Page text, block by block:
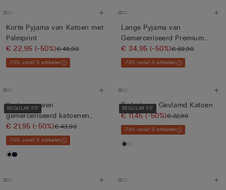
Korte Pyjama van Katoen met
Palmprint
€ 22,95(-50%)€ 45,90
-70% vanaf 3 artikelen
Lange Pyjama van
Gemerceriseerd Premium
Katoen met...
€ 34,95(-50%)€ 69,90
-70% vanaf 3 artikelen
REGULAR FIT
Korte mouwen
gemerceriseerd katoenen
poloshirt met...
€ 21,95(-50%)€ 43,90
-70% vanaf 3 artikelen
REGULAR FIT
T-shirt van Gevlamd Katoen
€ 11,45(-50%)€ 22,90
-70% vanaf 3 artikelen